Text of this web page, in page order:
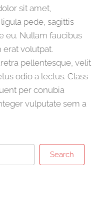
sit amet,
pede, sagittis
eu. Nullam faucibus
erat volutpat.
pellentesque, velit
odio a lectus. Class
per conubia
vulputate sem a
Search